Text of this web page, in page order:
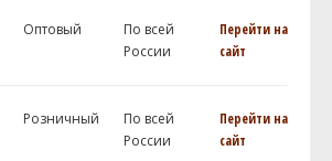
Оптовый
По всей
России
Перейти на
сайт
Розничный
По всей
России
Перейти на
сайт